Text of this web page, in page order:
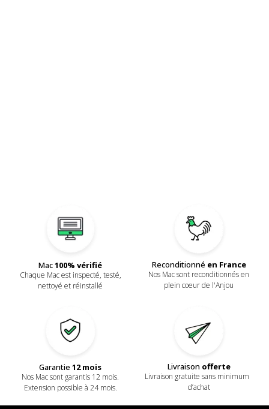
Mac100% vérifié
Chaque Mac est inspecté, testé,
nettoyé et réinstallé
Reconditionné en France
Nos Mac sont reconditionnés en
plein coeur de l'Anjou
Garantie 12 mois
Nos Mac sont garantis 12 mois.
Extension possible à 24 mois.
Livraison offerte
Livraison gratuite sans minimum
d’achat